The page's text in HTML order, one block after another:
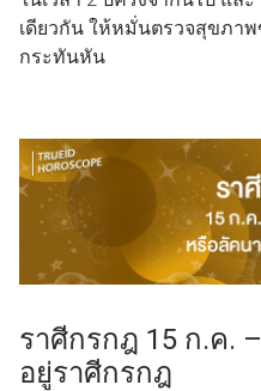
เดียวกัน ให้หมั่นตรวจสุขภาพ
กระทันหัน
ราศีกรกฎ 15 ก.ค.
อยู่ราศีกรกฎ